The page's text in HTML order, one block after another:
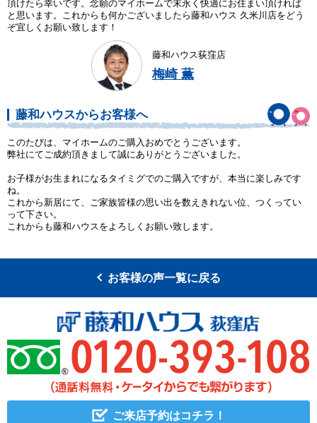
頂けたら幸いです。念願のマイホームで末永く快適にお住まい頂ければ
と思います。これからも何かございましたら藤和ハウス 久米川店をどう
ぞ宜しくお願い致します！
藤和ハウス荻窪店
梅崎 薫
藤和ハウスからお客様へ
このたびは、マイホームのご購入おめでとうございます。
弊社にてご成約頂きまして誠にありがとうございました。
お子様がお生まれになるタイミグでのご購入ですが、本当に楽しみです
ね。
これから新居にて、ご家族皆様の思い出を数えきれない位、つくってい
って下さい。
これからも藤和ハウスをよろしくお願い致します。
お客様の声一覧に戻る
ご来店予約はコチラ！